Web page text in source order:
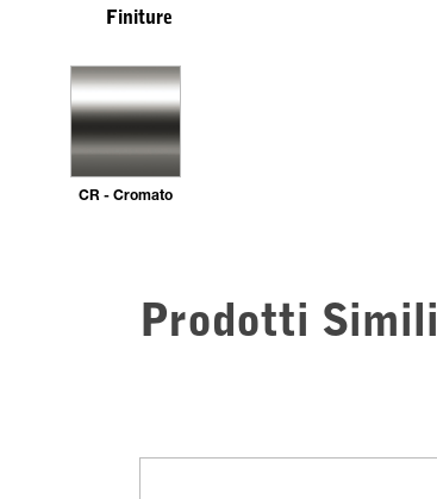
Finiture
CR - Cromato
Prodotti Simili